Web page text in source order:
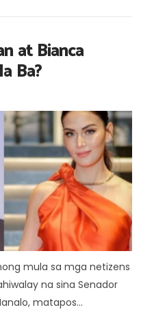
at Bianca
Ba?
mula sa mga netizens
na sina Senador
matapos...